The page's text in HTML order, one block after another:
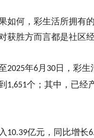
如何，彩生活所拥有
获胜方而言都是社区
2025年6月 30 日， 彩生
1,651个 ； 其中， 已经
10.39亿元， 同比增长